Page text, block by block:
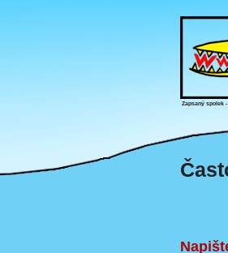
Zapsaný spolek